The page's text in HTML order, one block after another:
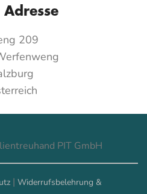
209
PIT GmbH
|Widerrufsbelehrung &